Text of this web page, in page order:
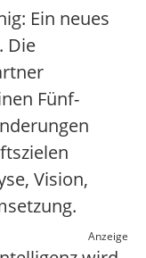
Ein neues
Die
Fünf-
Vision,
Anzeige